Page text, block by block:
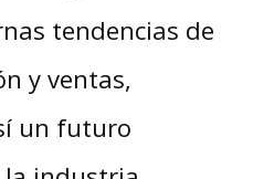
tendencias de
y ventas,
un futuro